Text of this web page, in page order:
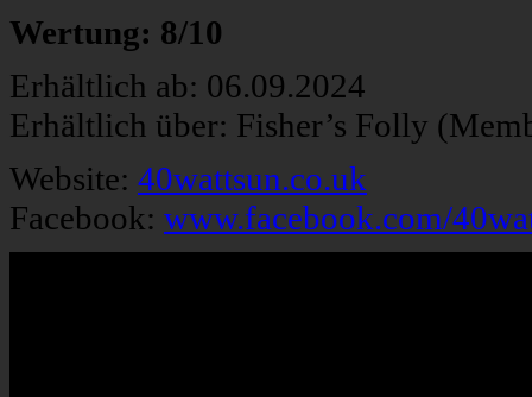
Wertung: 8/10
Erhältlich ab: 06.09.2024
Erhältlich über: Fisher’s Folly
Website: 40wattsun.co.uk
Facebook: www.facebook.com/